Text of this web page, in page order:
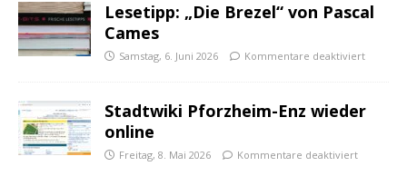
Lesetipp: „Die Brezel“ von Pascal
Cames
Samstag, 6. Juni 2026 Kommentare deaktiviert
Stadtwiki Pforzheim-Enz wieder
online
Freitag, 8. Mai 2026 Kommentare deaktiviert